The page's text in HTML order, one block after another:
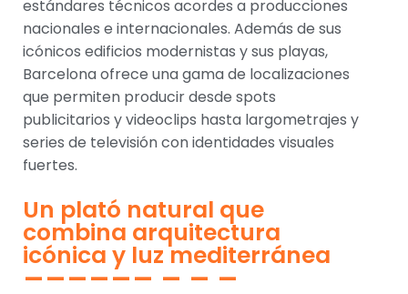
estándares técnicos acordes a producciones
nacionales e internacionales. Además de sus
icónicos edificios modernistas y sus playas,
Barcelona ofrece una gama de localizaciones
que permiten producir desde spots
publicitarios y videoclips hasta largometrajes y
series de televisión con identidades visuales
fuertes.
Un plató natural que
combina arquitectura
icónica y luz mediterránea